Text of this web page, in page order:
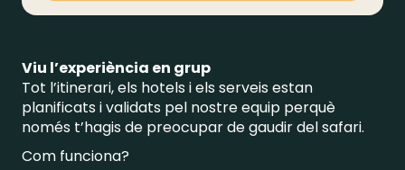
Viu l’experiència en grup
Tot l’itinerari, els hotels i els serveis estan
planificats i validats pel nostre equip perquè
només t’hagis de preocupar de gaudir del safari.
Com funciona?